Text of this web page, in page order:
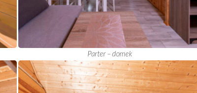
Parter – domek